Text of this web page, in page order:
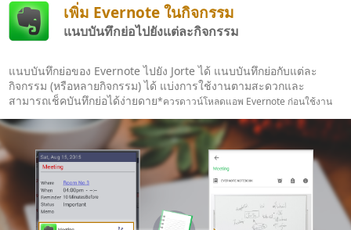
เพิ่ม Evernote ในกิจกรรม
แนบบันทึกย่อไปยังแต่ละกิจกรรม
แนบบันทึกย่อของ Evernote ไปยัง Jorte ได้ แนบบันทึกย่อกับแต่ละ
กิจกรรม (หรือหลายกิจกรรม) ได้ แบ่งการใช้งานตามสะดวกและ
สามารถเช็คบันทึกย่อได้ง่ายดาย*ควรดาวน์โหลดแอพ Evernote ก่อนใช้งาน